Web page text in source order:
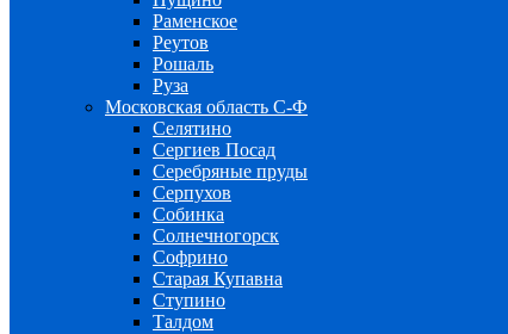
Раменское
Реутов
Рошаль
Руза
Московская область С-Ф
Селятино
Сергиев Посад
Серебряные пруды
Серпухов
Собинка
Солнечногорск
Софрино
Старая Купавна
Ступино
Талдом